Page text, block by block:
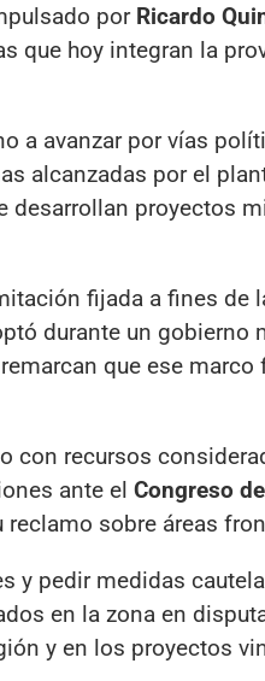
por Ricardo
que hoy integran la
a avanzar por vías
alcanzadas por el
desarrollan proyectos
fijada a fines de
durante un gobierno
que ese marco
con recursos
ante el Congreso
sobre áreas
y pedir medidas
en la zona en
y en los proyectos